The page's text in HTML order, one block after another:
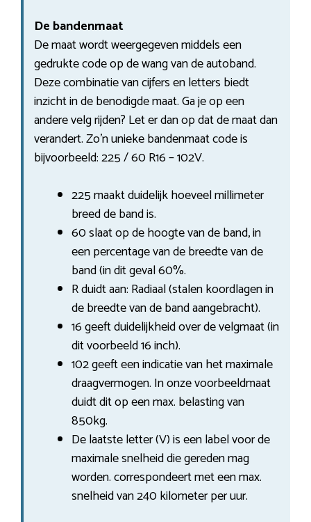
De bandenmaat
De maat wordt weergegeven middels een
gedrukte code op de wang van de autoband.
Deze combinatie van cijfers en letters biedt
inzicht in de benodigde maat. Ga je op een
andere velg rijden? Let er dan op dat de maat dan
verandert. Zo’n unieke bandenmaat code is
bijvoorbeeld: 225 / 60 R16 – 102V.
225 maakt duidelijk hoeveel millimeter
breed de band is.
60 slaat op de hoogte van de band, in
een percentage van de breedte van de
band (in dit geval 60%.
R duidt aan: Radiaal (stalen koordlagen in
de breedte van de band aangebracht).
16 geeft duidelijkheid over de velgmaat (in
dit voorbeeld 16 inch).
102 geeft een indicatie van het maximale
draagvermogen. In onze voorbeeldmaat
duidt dit op een max. belasting van
850kg.
De laatste letter (V) is een label voor de
maximale snelheid die gereden mag
worden. correspondeert met een max.
snelheid van 240 kilometer per uur.